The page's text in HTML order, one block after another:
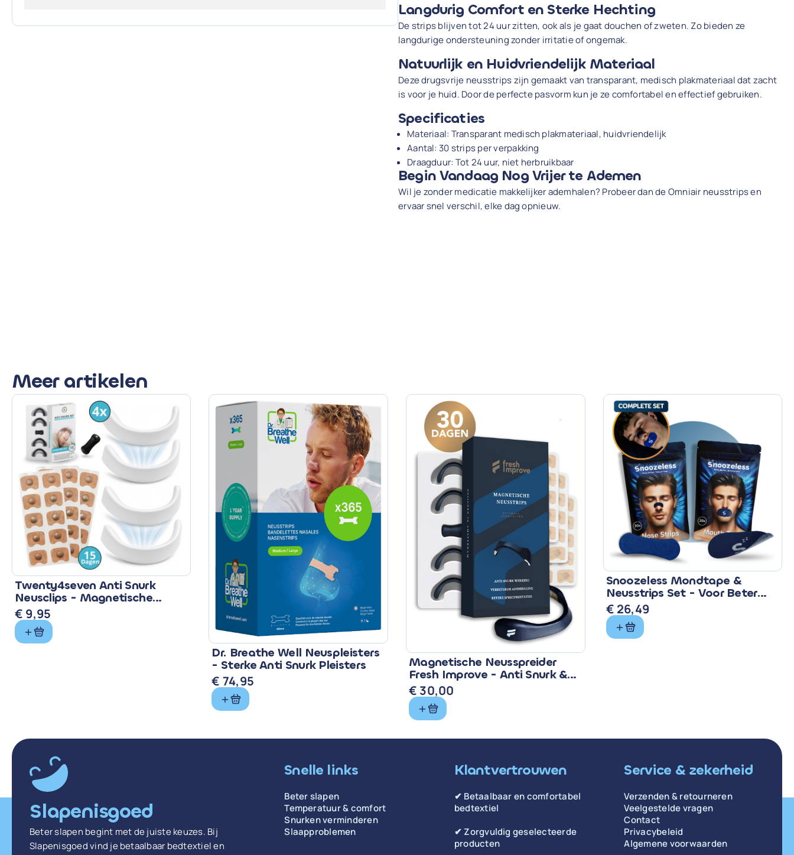
Langdurig Comfort en Sterke Hechting
De strips blijven tot 24 uur zitten, ook als je gaat douchen of zweten. Zo bieden ze
langdurige ondersteuning zonder irritatie of ongemak.
Natuurlijk en Huidvriendelijk Materiaal
Deze drugsvrije neusstrips zijn gemaakt van transparant, medisch plakmateriaal dat zacht
is voor je huid. Door de perfecte pasvorm kun je ze comfortabel en effectief gebruiken.
Specificaties
Materiaal: Transparant medisch plakmateriaal, huidvriendelijk
Aantal: 30 strips per verpakking
Draagduur: Tot 24 uur, niet herbruikbaar
Begin Vandaag Nog Vrijer te Ademen
Wil je zonder medicatie makkelijker ademhalen? Probeer dan de Omniair neusstrips en
ervaar snel verschil, elke dag opnieuw.
Meer artikelen
Twenty4seven Anti Snurk
Neusclips - Magnetische
Neusspreiders 15 Paar
€ 9,95
Dr. Breathe Well Neuspleisters
- Sterke Anti Snurk Pleisters
€ 74,95
Magnetische Neusspreider
Fresh Improve - Anti Snurk &
Sport
€ 30,00
Snoozeless Mondtape &
Neusstrips Set - Voor Beter
Ademen & Slapen
€ 26,49
Slapenisgoed
Beter slapen begint met de juiste keuzes. Bij
Slapenisgoed vind je betaalbaar bedtextiel en
Snelle links
Beter slapen
Temperatuur & comfort
Snurken verminderen
Slaapproblemen
Klantvertrouwen
✔ Betaalbaar en comfortabel
bedtextiel
✔ Zorgvuldig geselecteerde
producten
Service & zekerheid
Verzenden & retourneren
Veelgestelde vragen
Contact
Privacybeleid
Algemene voorwaarden